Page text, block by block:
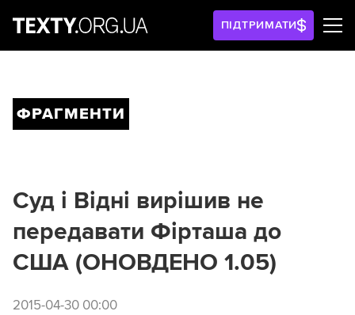
ПІДТРИМАТИ
ФРАГМЕНТИ
Cуд і Відні вирішив не
передавати Фірташа до
США (ОНОВДЕНО 1.05)
2015-04-30 00:00